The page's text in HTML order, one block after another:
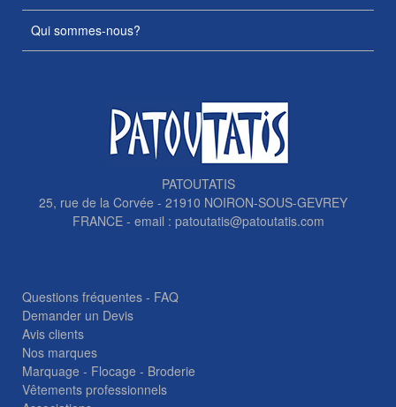
Qui sommes-nous?
PATOUTATIS
25, rue de la Corvée - 21910 NOIRON-SOUS-GEVREY
FRANCE - email : patoutatis@patoutatis.com
Questions fréquentes - FAQ
Demander un Devis
Avis clients
Nos marques
Marquage - Flocage - Broderie
Vêtements professionnels